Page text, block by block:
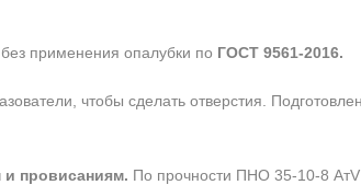
применения опалубки по ГОСТ 9561-2016.
чтобы сделать отверстия.
и провисаниям. По прочности ПНО 35-10-8 АтV